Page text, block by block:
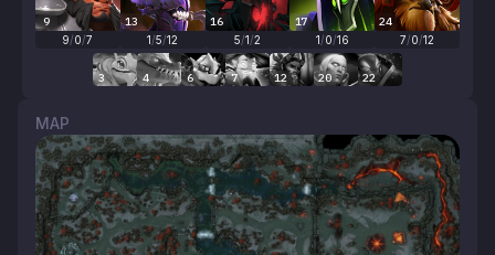
9
9/0/7
13
1/5/12
16
5/1/2
17
1/0/16
24
7/0/12
3 4 6 7 12 20 22
MAP